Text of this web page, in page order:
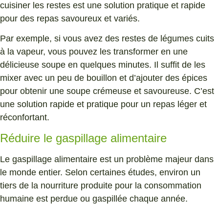
cuisiner les restes est une solution pratique et rapide
pour des repas savoureux et variés.
Par exemple, si vous avez des restes de légumes cuits
à la vapeur, vous pouvez les transformer en une
délicieuse soupe en quelques minutes. Il suffit de les
mixer avec un peu de bouillon et d’ajouter des épices
pour obtenir une soupe crémeuse et savoureuse. C’est
une solution rapide et pratique pour un repas léger et
réconfortant.
Réduire le gaspillage alimentaire
Le gaspillage alimentaire est un problème majeur dans
le monde entier. Selon certaines études, environ un
tiers de la nourriture produite pour la consommation
humaine est perdue ou gaspillée chaque année.